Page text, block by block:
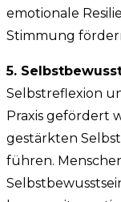
emotionale
Stimmung
5.
Selbstreflexion
Praxis gefördert
gestärkten
führen.